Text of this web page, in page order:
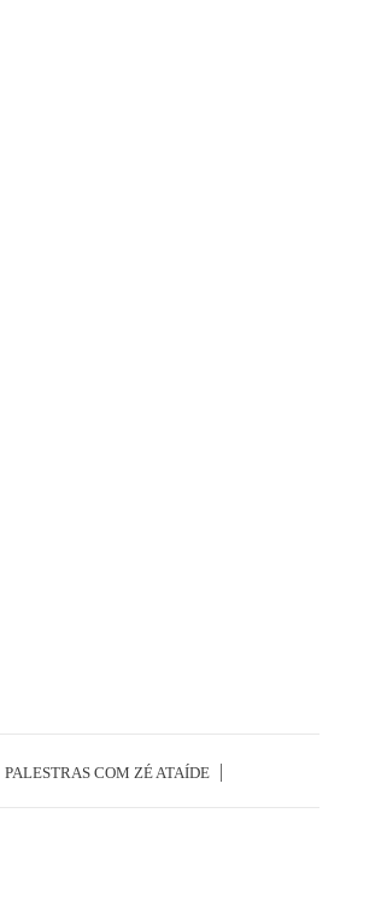
PALESTRAS COM ZÉ ATAÍDE